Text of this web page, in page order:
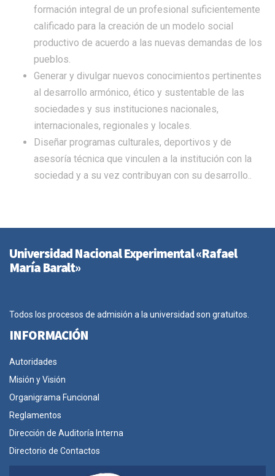
formación integral de un profesional suficientemente
calificado para la creación de un modelo social
productivo de acuerdo a las nuevas demandas de los
pueblos.
Generar y divulgar nuevos conocimientos pertinentes
al desarrollo armónico, ético y sustentable de las
sociedades y sus instituciones nacionales,
internacionales, regionales y locales.
Diseñar programas culturales, deportivos y de
asesoría técnica que vinculen a la institución con la
sociedad y a su vez contribuyan con su desarrollo..
Universidad Nacional Experimental «Rafael
María Baralt»
Todos los procesos de admisión a la universidad son gratuitos.
INFORMACIÓN
Autoridades
Misión y Visión
Organigrama Funcional
Reglamentos
Dirección de Auditoría Interna
Directorio de Contactos